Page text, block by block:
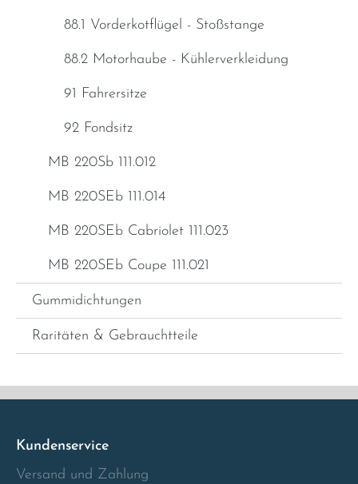
88.1 Vorderkotflügel - Stoßstange
88.2 Motorhaube - Kühlerverkleidung
91 Fahrersitze
92 Fondsitz
MB 220Sb 111.012
MB 220SEb 111.014
MB 220SEb Cabriolet 111.023
MB 220SEb Coupe 111.021
Gummidichtungen
Raritäten & Gebrauchtteile
Kundenservice
Versand und Zahlung